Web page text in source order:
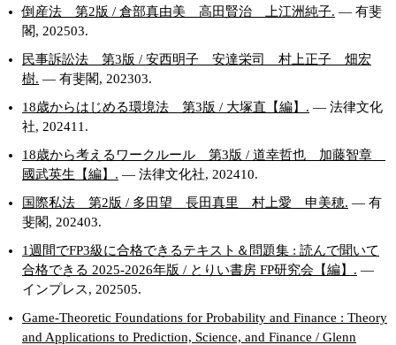
倒産法 第2版 / 倉部真由美 高田賢治 上江洲純子. — 有斐
閣, 202503.
民事訴訟法 第3版 / 安西明子 安達栄司 村上正子 畑宏
樹. — 有斐閣, 202303.
18歳からはじめる環境法 第3版 / 大塚直【編】. — 法律文化
社, 202411.
18歳から考えるワークルール 第3版 / 道幸哲也 加藤智章
國武英生【編】. — 法律文化社, 202410.
国際私法 第2版 / 多田望 長田真里 村上愛 申美穂. — 有
斐閣, 202403.
1週間でFP3級に合格できるテキスト＆問題集 : 読んで聞いて
合格できる 2025-2026年版 / とりい書房 FP研究会【編】. —
インプレス, 202505.
Game-Theoretic Foundations for Probability and Finance : Theory
and Applications to Prediction, Science, and Finance / Glenn